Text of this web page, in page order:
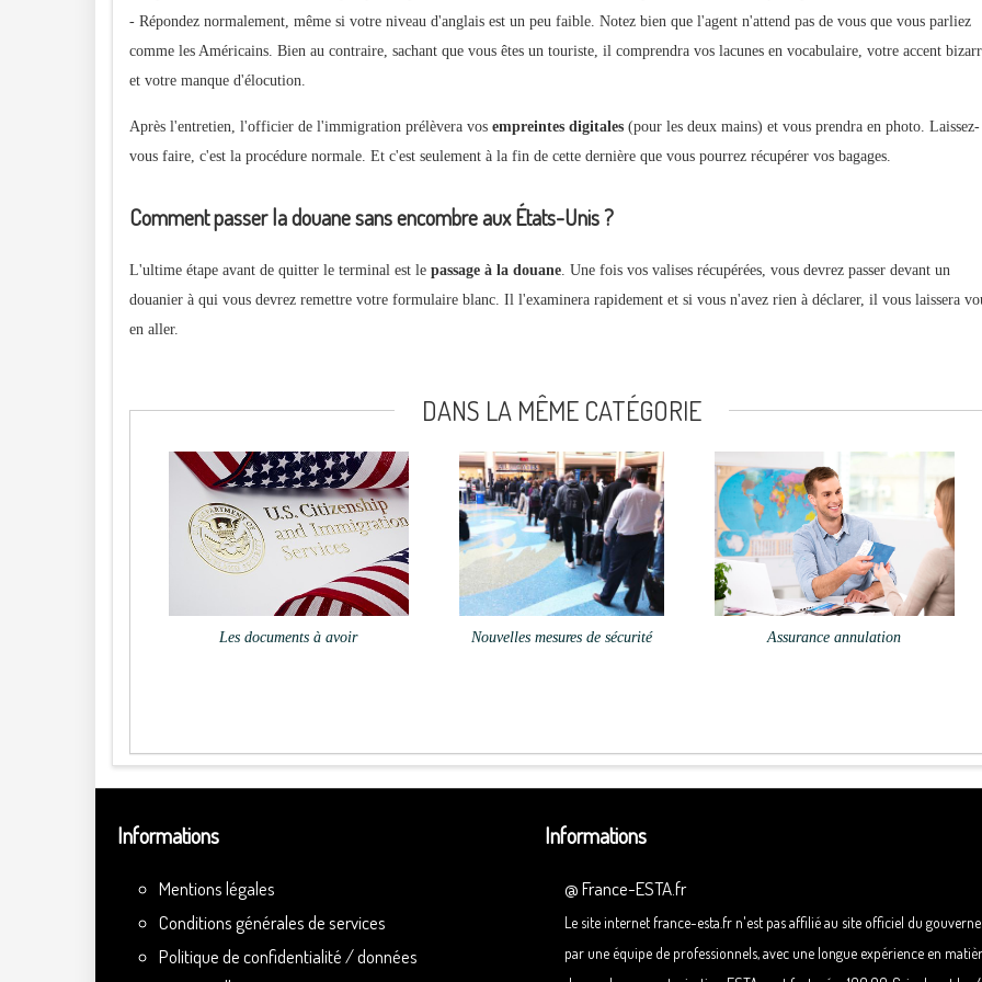
- Répondez normalement, même si votre niveau d'anglais est un peu faible. Notez bien que l'agent n'attend pas de vous que vous parliez
comme les Américains. Bien au contraire, sachant que vous êtes un touriste, il comprendra vos lacunes en vocabulaire, votre accent
et votre manque d'élocution.
Après l'entretien, l'officier de l'immigration prélèvera vos empreintes digitales (pour les deux mains) et vous prendra en photo. Laissez-
vous faire, c'est la procédure normale. Et c'est seulement à la fin de cette dernière que vous pourrez récupérer vos bagages.
Comment passer la douane sans encombre aux États-Unis ?
L'ultime étape avant de quitter le terminal est le passage à la douane . Une fois vos valises récupérées, vous devrez passer devant un
douanier à qui vous devrez remettre votre formulaire blanc. Il l'examinera rapidement et si vous n'avez rien à déclarer, il vous laissera
en aller.
DANS LA MÊME CATÉGORIE
Les documents à avoir Nouvelles mesures de sécurité Assurance annulation
Informations
Mentions légales
Conditions générales de services
Politique de confidentialité / données
Informations
@France-ESTA.fr
Le site internet france-esta.fr n'est pas affilié au site officiel du
par une équipe de professionnels, avec une longue expérience en